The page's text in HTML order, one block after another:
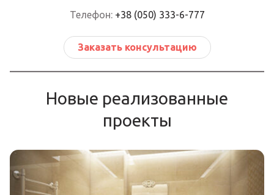
Телефон: +38 (050) 333-6-777
Заказать консультацию
Новые реализованные
проекты